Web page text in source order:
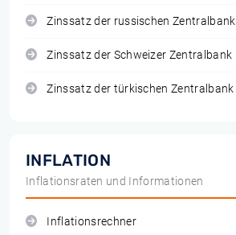
Zinssatz der russischen Zentralbank
Zinssatz der Schweizer Zentralbank
Zinssatz der türkischen Zentralbank
INFLATION
Inflationsraten und Informationen
Inflationsrechner